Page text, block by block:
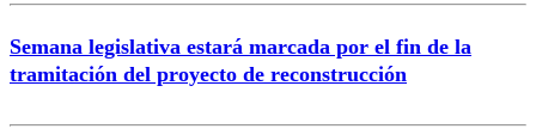
Semana legislativa estará marcada por el fin de la
tramitación del proyecto de reconstrucción